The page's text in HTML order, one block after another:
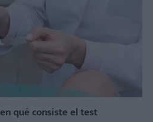
qué consiste el test